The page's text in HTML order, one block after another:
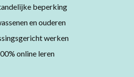
beperking
en ouderen
werken
online leren